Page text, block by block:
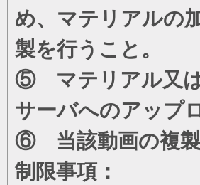
め、マテリアルの
製を行うこと。
⑤ マテリアル又は
サーバへのアップ
⑥ 当該動画の複製
制限事項：